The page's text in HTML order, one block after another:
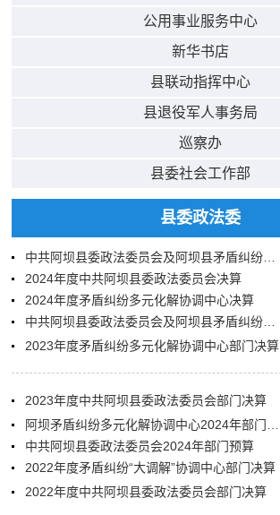
公用事业服务中心
新华书店
县联动指挥中心
县退役军人事务局
巡察办
县委社会工作部
县委政法委
2024年度中共阿坝县委政法委员会决算
2024年度矛盾纠纷多元化解协调中心决算
2023年度矛盾纠纷多元化解协调中心部门决算
2023年度中共阿坝县委政法委员会部门决算
中共阿坝县委政法委员会2024年部门预算
2022年度矛盾纠纷“大调解”协调中心部门决算
2022年度中共阿坝县委政法委员会部门决算